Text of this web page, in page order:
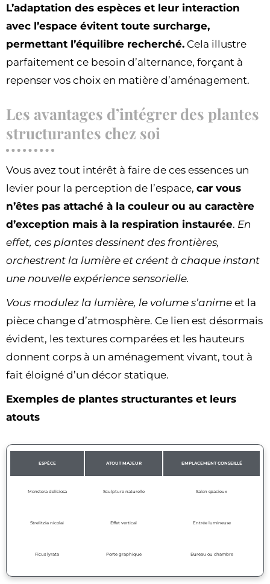
L’adaptation des espèces et leur interaction
avec l’espace évitent toute surcharge,
permettant l’équilibre recherché. Cela illustre
parfaitement ce besoin d’alternance, forçant à
repenser vos choix en matière d’aménagement.
Les avantages d’intégrer des plantes
structurantes chez soi
Vous avez tout intérêt à faire de ces essences un
levier pour la perception de l’espace, car vous
n’êtes pas attaché à la couleur ou au caractère
d’exception mais à la respiration instaurée. En
effet, ces plantes dessinent des frontières,
orchestrent la lumière et créent à chaque instant
une nouvelle expérience sensorielle.
Vous modulez la lumière, le volume s’anime et la
pièce change d’atmosphère. Ce lien est désormais
évident, les textures comparées et les hauteurs
donnent corps à un aménagement vivant, tout à
fait éloigné d’un décor statique.
Exemples de plantes structurantes et leurs
atouts
ESPÈCE ATOUT MAJEUR EMPLACEMENT CONSEILLÉ
Monstera deliciosa Sculpture naturelle Salon spacieux
Strelitzia nicolai Effet vertical Entrée lumineuse
Ficus lyrata Porte graphique Bureau ou chambre